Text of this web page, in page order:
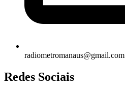
radiometromanaus@gmail.com
Redes Sociais